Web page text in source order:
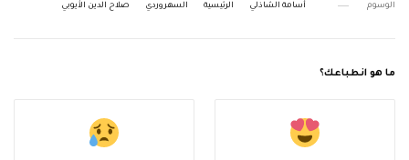
الوسوم أسامة الشاذلي الرئيسية السهروردي صلاح الدين الأيوبي
ما هو انطباعك؟